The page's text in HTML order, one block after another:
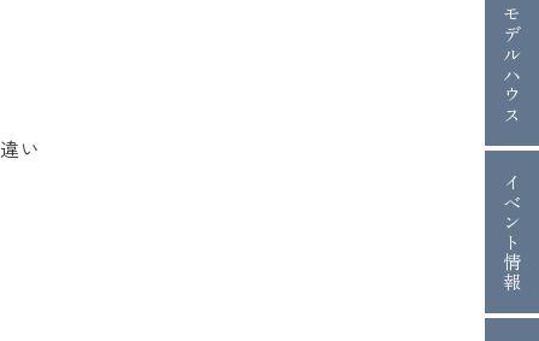
モデルハウス
イベント情報
い